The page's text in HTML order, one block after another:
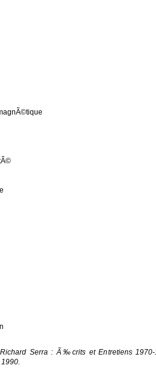
Serra : Ã‰crits et Entretiens